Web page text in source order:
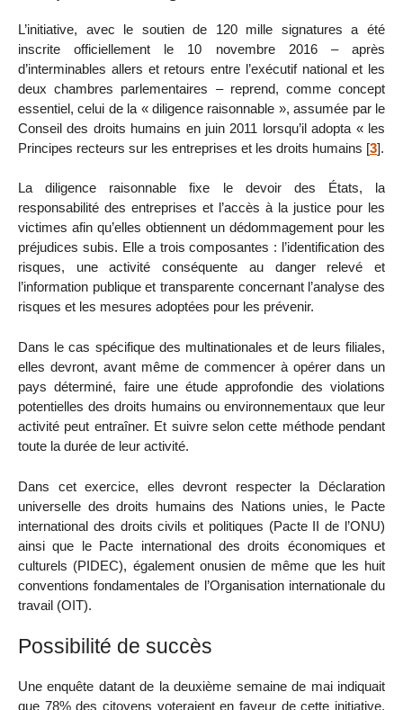
L’initiative, avec le soutien de 120 mille signatures a été
inscrite officiellement le 10 novembre 2016 – après
d’interminables allers et retours entre l’exécutif national et les
deux chambres parlementaires – reprend, comme concept
essentiel, celui de la « diligence raisonnable », assumée par le
Conseil des droits humains en juin 2011 lorsqu’il adopta « les
Principes recteurs sur les entreprises et les droits humains [3].
La diligence raisonnable fixe le devoir des États, la
responsabilité des entreprises et l’accès à la justice pour les
victimes afin qu’elles obtiennent un dédommagement pour les
préjudices subis. Elle a trois composantes : l’identification des
risques, une activité conséquente au danger relevé et
l’information publique et transparente concernant l’analyse des
risques et les mesures adoptées pour les prévenir.
Dans le cas spécifique des multinationales et de leurs filiales,
elles devront, avant même de commencer à opérer dans un
pays déterminé, faire une étude approfondie des violations
potentielles des droits humains ou environnementaux que leur
activité peut entraîner. Et suivre selon cette méthode pendant
toute la durée de leur activité.
Dans cet exercice, elles devront respecter la Déclaration
universelle des droits humains des Nations unies, le Pacte
international des droits civils et politiques (Pacte II de l’ONU)
ainsi que le Pacte international des droits économiques et
culturels (PIDEC), également onusien de même que les huit
conventions fondamentales de l’Organisation internationale du
travail (OIT).
Possibilité de succès
Une enquête datant de la deuxième semaine de mai indiquait
que 78% des citoyens voteraient en faveur de cette initiative.